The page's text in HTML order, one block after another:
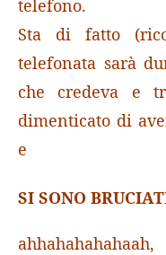
telefono.
Sta di fatto
telefonata sarà
che credeva e
dimenticato di
e
SI SONO